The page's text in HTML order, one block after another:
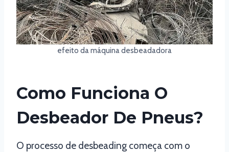
efeito da máquina desbeadadora
Como Funciona O
Desbeador De Pneus?
O processo de desbeading começa com o